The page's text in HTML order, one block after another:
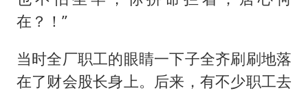
在？！”
当时全厂职工的眼睛一下子全齐刷刷地落
在了财会股长身上。后来，有不少职工去